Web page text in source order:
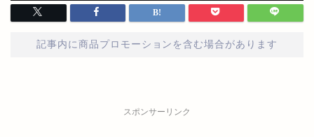
記事内に商品プロモーションを含む場合があります
スポンサーリンク